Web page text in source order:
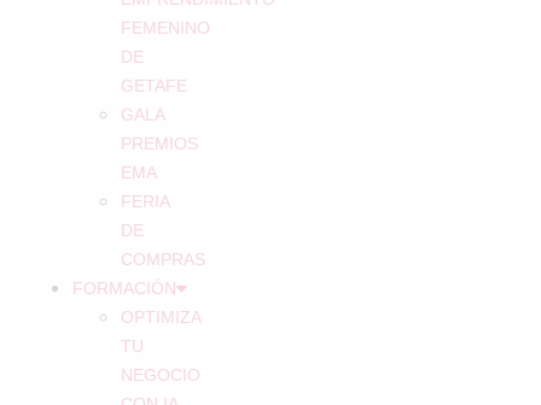
FEMENINO
DE
GETAFE
GALA
PREMIOS
EMA
FERIA
DE
COMPRAS
FORMACIÓN
OPTIMIZA
TU
NEGOCIO